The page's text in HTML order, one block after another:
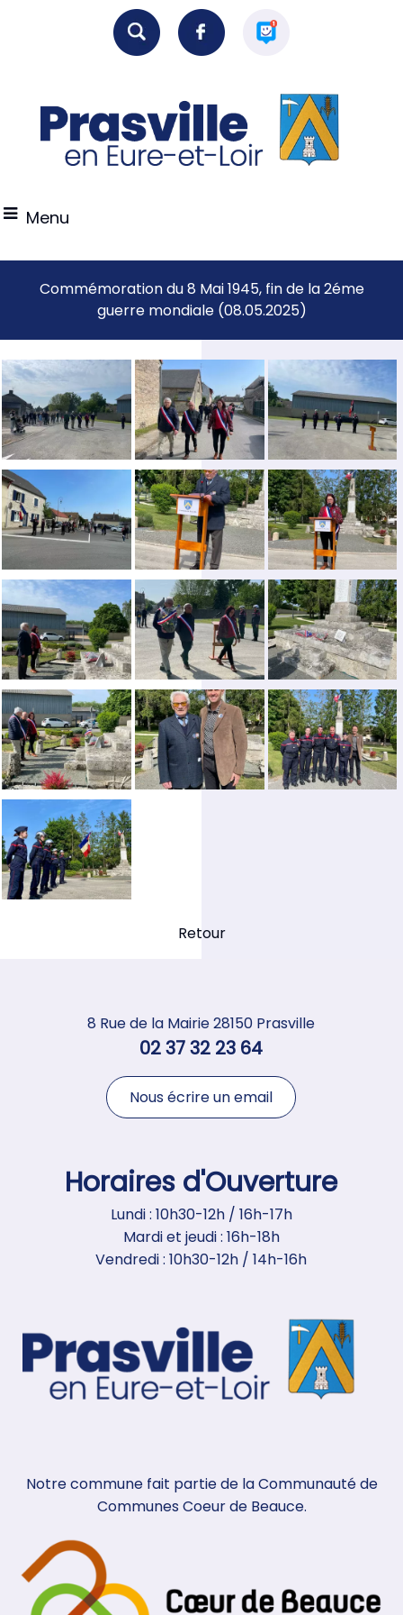
Menu
Commémoration du 8 Mai 1945, fin de la 2éme
guerre mondiale (08.05.2025)
Retour
8 Rue de la Mairie 28150 Prasville
02 37 32 23 64
Nous écrire un email
Horaires d'Ouverture
Lundi : 10h30-12h / 16h-17h
Mardi et jeudi : 16h-18h
Vendredi : 10h30-12h / 14h-16h
Notre commune fait partie de la Communauté de
Communes Coeur de Beauce.